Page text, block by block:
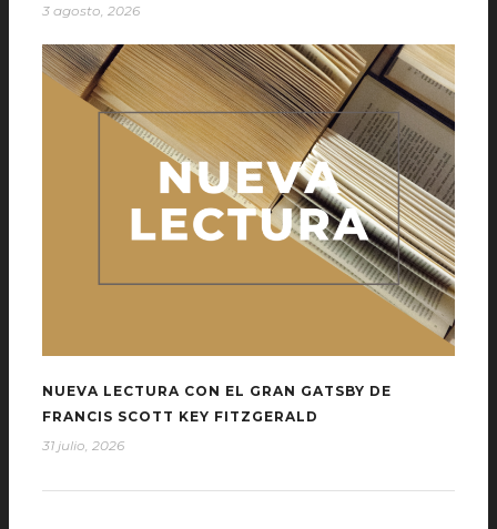
3 agosto, 2026
NUEVA LECTURA CON EL GRAN GATSBY DE
FRANCIS SCOTT KEY FITZGERALD
31 julio, 2026